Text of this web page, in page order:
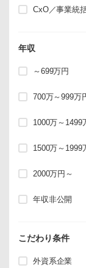
CxO／事業統
年収
～699万円
700万～999万
1000万～1499
1500万～1999
2000万円～
年収非公開
こだわり条件
外資系企業